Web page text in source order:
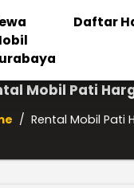
Daftar
Mobil Pati
/ Rental Mobil Pati